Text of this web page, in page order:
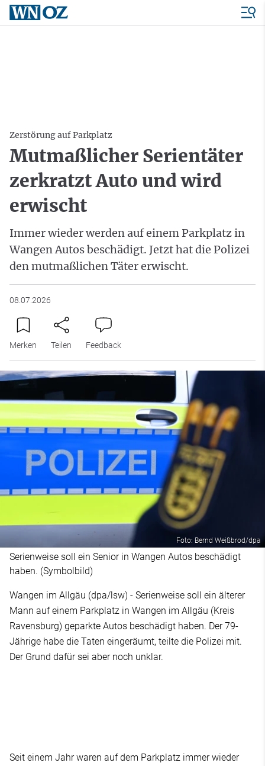
Zerstörung auf Parkplatz
Mutmaßlicher Serientäter
zerkratzt Auto und wird
erwischt
Immer wieder werden auf einem Parkplatz in
Wangen Autos beschädigt. Jetzt hat die Polizei
den mutmaßlichen Täter erwischt.
08.07.2026
Merken Teilen Feedback
Foto: Bernd Weißbrod/dpa
Serienweise soll ein Senior in Wangen Autos beschädigt
haben. (Symbolbild)
Wangen im Allgäu (dpa/lsw) - Serienweise soll ein älterer
Mann auf einem Parkplatz in Wangen im Allgäu (Kreis
Ravensburg) geparkte Autos beschädigt haben. Der 79-
Jährige habe die Taten eingeräumt, teilte die Polizei mit.
Der Grund dafür sei aber noch unklar.
Seit einem Jahr waren auf dem Parkplatz immer wieder